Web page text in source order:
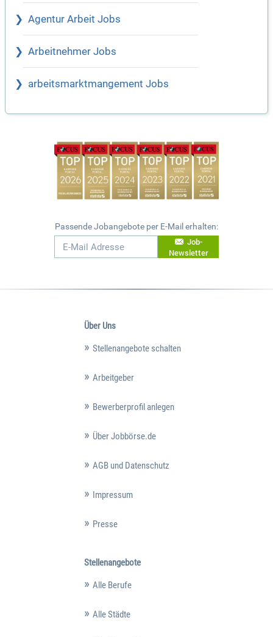
Agentur Arbeit Jobs
Arbeitnehmer Jobs
arbeitsmarktmangement Jobs
Passende Jobangebote per E-Mail erhalten:
Job-
Newsletter
Über Uns
Stellenangebote schalten
Arbeitgeber
Bewerberprofil anlegen
Über Jobbörse.de
AGB und Datenschutz
Impressum
Presse
Stellenangebote
Alle Berufe
Alle Städte